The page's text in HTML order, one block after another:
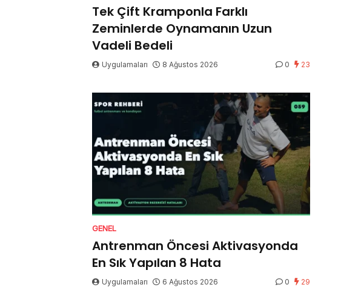
Tek Çift Kramponla Farklı
Zeminlerde Oynamanın Uzun
Vadeli Bedeli
Uygulamaları 8 Ağustos 2026 0 23
GENEL
Antrenman Öncesi Aktivasyonda
En Sık Yapılan 8 Hata
Uygulamaları 6 Ağustos 2026 0 29